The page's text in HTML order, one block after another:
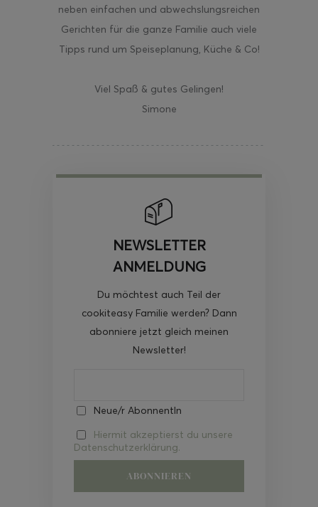
neben einfachen und abwechslungsreichen
Gerichten für die ganze Familie auch viele
Tipps rund um Speiseplanung, Küche & Co!
Viel Spaß & gutes Gelingen!
Simone
NEWSLETTER
ANMELDUNG
Du möchtest auch Teil der
cookiteasy Familie werden? Dann
abonniere jetzt gleich meinen
Newsletter!
Neue/r AbonnentIn
Hiermit akzeptierst du unsere
Datenschutzerklärung.